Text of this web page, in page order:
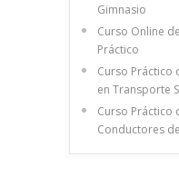
Gimnasio
Curso Online
Práctico
Curso Práctico
en Transporte
Curso Práctico
Conductores